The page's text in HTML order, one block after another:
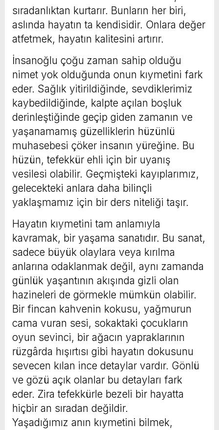
sıradanlıktan kurtarır. Bunların her biri,
aslında hayatın ta kendisidir. Onlara değer
atfetmek, hayatın kalitesini artırır.
İnsanoğlu çoğu zaman sahip olduğu
nimet yok olduğunda onun kıymetini fark
eder. Sağlık yitirildiğinde, sevdiklerimiz
kaybedildiğinde, kalpte açılan boşluk
derinleştiğinde geçip giden zamanın ve
yaşanamamış güzelliklerin hüzünlü
muhasebesi çöker insanın yüreğine. Bu
hüzün, tefekkür ehli için bir uyanış
vesilesi olabilir. Geçmişteki kayıplarımız,
gelecekteki anlara daha bilinçli
yaklaşmamız için bir ders niteliği taşır.
Hayatın kıymetini tam anlamıyla
kavramak, bir yaşama sanatıdır. Bu sanat,
sadece büyük olaylara veya kırılma
anlarına odaklanmak değil, aynı zamanda
günlük yaşantının akışında gizli olan
hazineleri de görmekle mümkün olabilir.
Bir fincan kahvenin kokusu, yağmurun
cama vuran sesi, sokaktaki çocukların
oyun sevinci, bir ağacın yapraklarının
rüzgârda hışırtısı gibi hayatın dokusunu
sevecen kılan ince detaylar vardır. Gönlü
ve gözü açık olanlar bu detayları fark
eder. Zira tefekkürle bezeli bir hayatta
hiçbir an sıradan değildir.
Yaşadığımız anın kıymetini bilmek,